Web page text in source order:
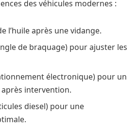
des véhicules modernes :
l’huile après une vidange.
de braquage) pour ajuster les
électronique) pour un
intervention.
diesel) pour une